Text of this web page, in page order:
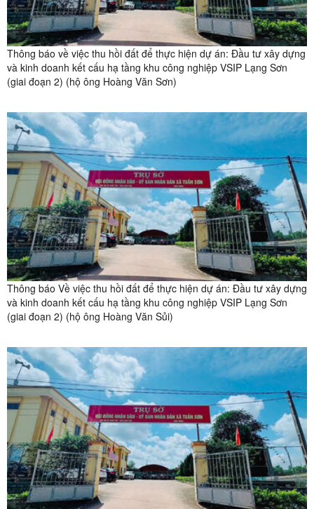
Thông báo về việc thu hồi đất để thực hiện dự án: Đầu tư xây dựng
và kinh doanh kết cấu hạ tầng khu công nghiệp VSIP Lạng Sơn
(giai đoạn 2) (hộ ông Hoàng Văn Sơn)
Thông báo Về việc thu hồi đất để thực hiện dự án: Đầu tư xây dựng
và kinh doanh kết cấu hạ tầng khu công nghiệp VSIP Lạng Sơn
(giai đoạn 2) (hộ ông Hoàng Văn Sủi)